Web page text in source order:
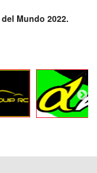
Mundo 2022.